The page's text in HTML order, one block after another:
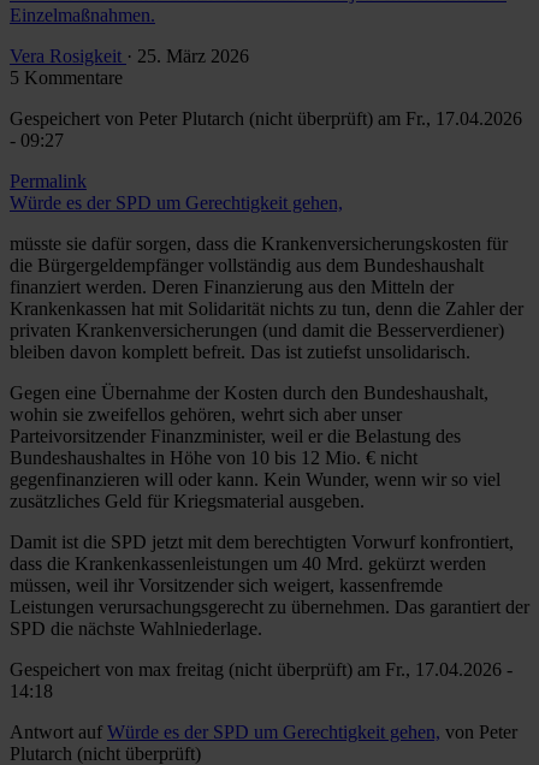
Einzelmaßnahmen.
Vera Rosigkeit · 25. März 2026
5 Kommentare
Gespeichert von Peter Plutarch (nicht überprüft) am Fr., 17.04.2026
- 09:27
Permalink
Würde es der SPD um Gerechtigkeit gehen,
müsste sie dafür sorgen, dass die Krankenversicherungskosten für
die Bürgergeldempfänger vollständig aus dem Bundeshaushalt
finanziert werden. Deren Finanzierung aus den Mitteln der
Krankenkassen hat mit Solidarität nichts zu tun, denn die Zahler der
privaten Krankenversicherungen (und damit die Besserverdiener)
bleiben davon komplett befreit. Das ist zutiefst unsolidarisch.
Gegen eine Übernahme der Kosten durch den Bundeshaushalt,
wohin sie zweifellos gehören, wehrt sich aber unser
Parteivorsitzender Finanzminister, weil er die Belastung des
Bundeshaushaltes in Höhe von 10 bis 12 Mio. € nicht
gegenfinanzieren will oder kann. Kein Wunder, wenn wir so viel
zusätzliches Geld für Kriegsmaterial ausgeben.
Damit ist die SPD jetzt mit dem berechtigten Vorwurf konfrontiert,
dass die Krankenkassenleistungen um 40 Mrd. gekürzt werden
müssen, weil ihr Vorsitzender sich weigert, kassenfremde
Leistungen verursachungsgerecht zu übernehmen. Das garantiert der
SPD die nächste Wahlniederlage.
Gespeichert von max freitag (nicht überprüft) am Fr., 17.04.2026 -
14:18
Antwort auf Würde es der SPD um Gerechtigkeit gehen, von Peter
Plutarch (nicht überprüft)